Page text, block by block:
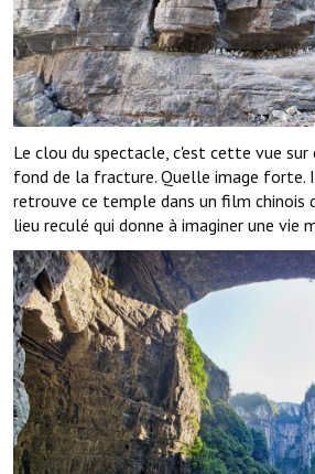
Le clou du spectacle, c'est cette vue
fond de la fracture. Quelle image forte.
retrouve ce temple dans un film chinois
lieu reculé qui donne à imaginer une vie